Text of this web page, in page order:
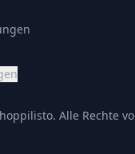
Alle Rechte